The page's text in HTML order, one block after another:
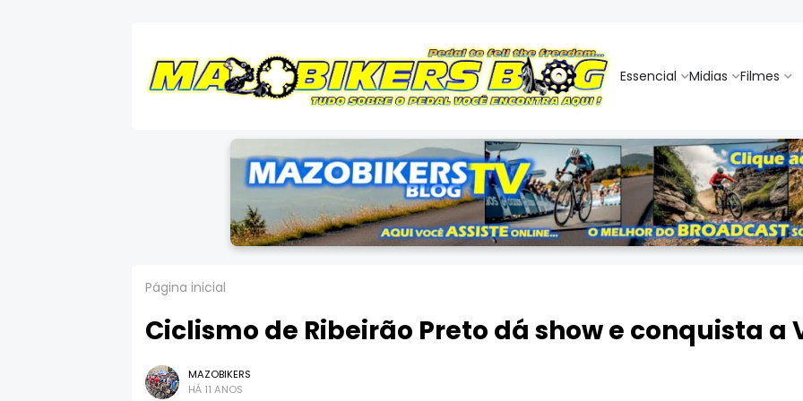
Essencial Midias Filmes
Página inicial
Ciclismo de Ribeirão Preto dá show e conquista a
MAZOBIKERS
HÁ 11 ANOS